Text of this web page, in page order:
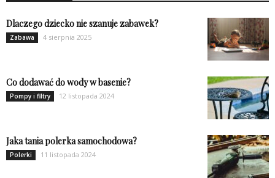
Dlaczego dziecko nie szanuje zabawek?
Zabawa 4 sierpnia 2025
Co dodawać do wody w basenie?
Pompy i filtry 12 listopada 2024
Jaka tania polerka samochodowa?
Polerki 11 listopada 2024